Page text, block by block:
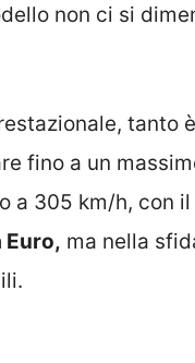
non ci si
tanto
fino a un
a 305 km/h, con
Euro, ma nella